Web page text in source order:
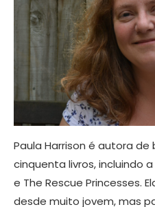
Paula Harrison é autora
cinquenta livros, incluindo
e The Rescue Princesses.
desde muito jovem, mas